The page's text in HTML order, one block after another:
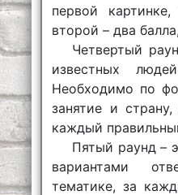
первой
второй – два
Четвертый
известных
Необходимо по
занятие и
каждый
Пятый раунд –
вариантами
тематике, за